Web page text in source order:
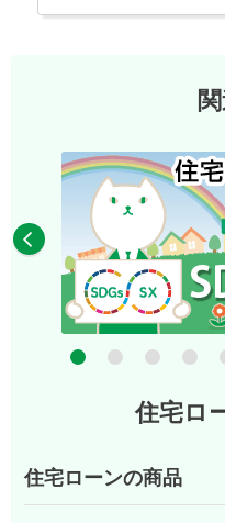
10
住宅ロ
住宅ローンの商品